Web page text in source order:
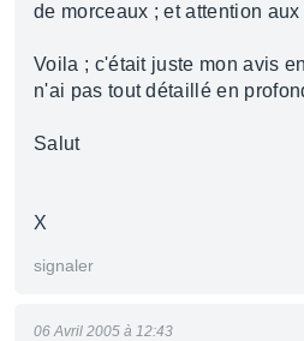
de morceaux ; et attention
Voila ; c'était juste mon avis
n'ai pas tout détaillé en
Salut
X
signaler
06 Avril 2005 à 12:43